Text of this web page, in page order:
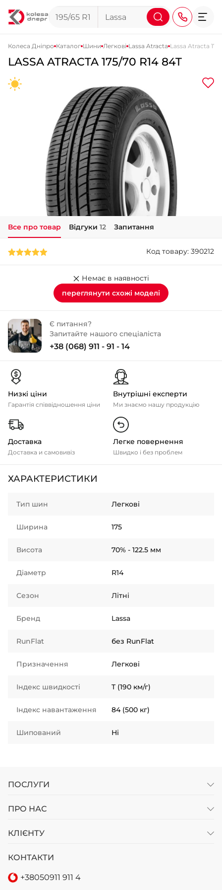
+38 (050) 911-911-4
+38 (067) 113-44-44
+38 (095) 276-44-44
+38 (067) 911-14-14
- на Щепкіна
+38 (098) 911-911-0
- на Тополі
+38 (098) 911-911-4
- на Калиновій
+38 (077) 7-184-184
- Щепкіна
- Тополь
+38 (068)-923-74-19
- Калинова
Колеса Дніпро Каталог Шини Легкові Lassa Atracta Lassa Atracta
LASSA ATRACTA 175/70 R14 84T
Все про товар Відгуки 12 Запитання
Код товару: 390212
Немає в наявності
переглянути схожі моделі
Є питання?
Запитайте нашого спеціаліста
+38 (068) 911 - 91 - 14
Низкі ціни
Гарантія співвідношення ціни
Внутрішні експерти
Ми знаємо нашу продукцію
Доставка
Доставка и самовивіз
Легке повернення
Швидко і без проблем
ХАРАКТЕРИСТИКИ
Тип шин Легкові
Ширина 175
Висота 70% - 122.5 мм
Діаметр R14
Сезон Літні
Бренд Lassa
RunFlat без RunFlat
Призначення Легкові
Індекс швидкості T (190 км/г)
Індекс навантаження 84 (500 кг)
Шипований Ні
ПОСЛУГИ
ПРО НАС
КЛІЄНТУ
КОНТАКТИ
+38050911 911 4